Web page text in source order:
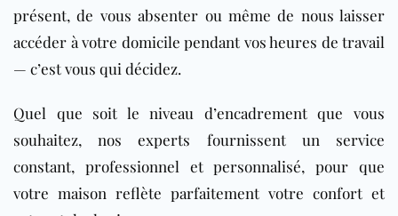
présent, de vous absenter ou même de nous laisser
accéder à votre domicile pendant vos heures de travail
— c’est vous qui décidez.
Quel que soit le niveau d’encadrement que vous
souhaitez, nos experts fournissent un service
constant, professionnel et personnalisé, pour que
votre maison reflète parfaitement votre confort et